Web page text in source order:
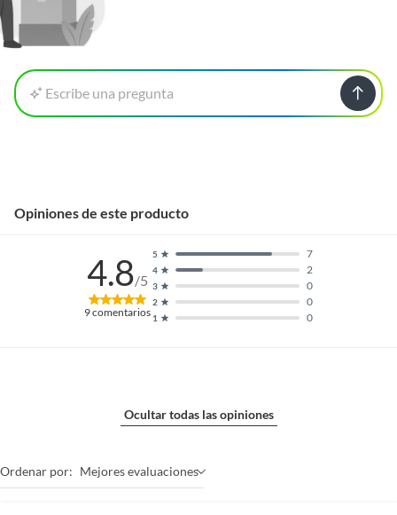
Escribe una pregunta
Opiniones de este producto
4.8/5
9comentarios 1 0
2 0
3 0
4 2
5 7
Ocultar todas las opiniones
Ordenar por: Mejores evaluaciones